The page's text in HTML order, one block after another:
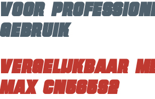
voor
gebruik
Vergelijkbaar
Max CN565S2